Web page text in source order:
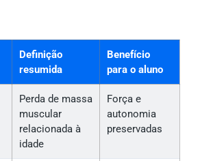
Definição
resumida
Benefício
para o aluno
Perda de massa
muscular
relacionada à
idade
Força e
autonomia
preservadas